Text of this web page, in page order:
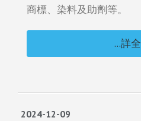
商標、染料及助劑等。
...詳
2024-12-09